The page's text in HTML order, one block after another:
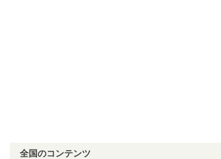
全国のコンテンツ